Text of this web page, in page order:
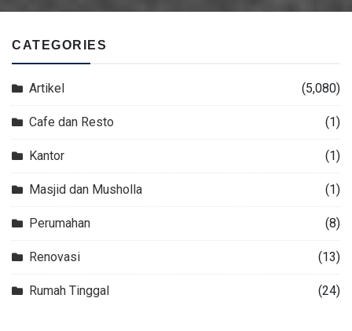
CATEGORIES
Artikel (5,080)
Cafe dan Resto (1)
Kantor (1)
Masjid dan Musholla (1)
Perumahan (8)
Renovasi (13)
Rumah Tinggal (24)